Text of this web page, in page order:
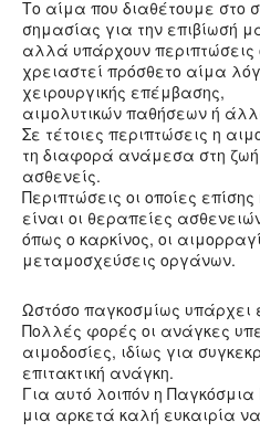
Το αίμα που διαθέτουμε στο
σημασίας για την επιβίωσή
αλλά υπάρχουν περιπτώσεις
χρειαστεί πρόσθετο αίμα
χειρουργικής επέμβασης,
αιμολυτικών παθήσεων ή
Σε τέτοιες περιπτώσεις η
τη διαφορά ανάμεσα στη ζωή
ασθενείς.
Περιπτώσεις οι οποίες
είναι οι θεραπείες
όπως ο καρκίνος, οι
μεταμοσχεύσεις οργάνων.
Ωστόσο παγκοσμίως υπάρχει
Πολλές φορές οι ανάγκες
αιμοδοσίες, ιδίως για
επιτακτική ανάγκη.
Για αυτό λοιπόν η
μια αρκετά καλή ευκαιρία